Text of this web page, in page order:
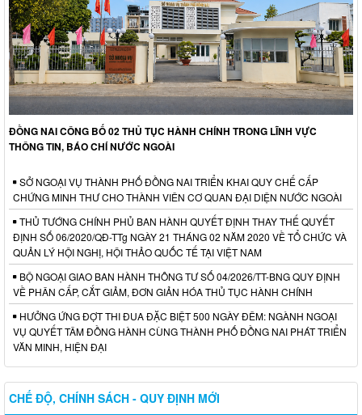
ĐỒNG NAI CÔNG BỐ 02 THỦ TỤC HÀNH CHÍNH TRONG LĨNH VỰC
THÔNG TIN, BÁO CHÍ NƯỚC NGOÀI
SỞ NGOẠI VỤ THÀNH PHỐ ĐỒNG NAI TRIỂN KHAI QUY CHẾ CẤP
CHỨNG MINH THƯ CHO THÀNH VIÊN CƠ QUAN ĐẠI DIỆN NƯỚC NGOÀI
THỦ TƯỚNG CHÍNH PHỦ BAN HÀNH QUYẾT ĐỊNH THAY THẾ QUYẾT
ĐỊNH SỐ 06/2020/QĐ-TTg NGÀY 21 THÁNG 02 NĂM 2020 VỀ TỔ CHỨC VÀ
QUẢN LÝ HỘI NGHỊ, HỘI THẢO QUỐC TẾ TẠI VIỆT NAM
BỘ NGOẠI GIAO BAN HÀNH THÔNG TƯ SỐ 04/2026/TT-BNG QUY ĐỊNH
VỀ PHÂN CẤP, CẮT GIẢM, ĐƠN GIẢN HÓA THỦ TỤC HÀNH CHÍNH
HƯỞNG ỨNG ĐỢT THI ĐUA ĐẶC BIỆT 500 NGÀY ĐÊM: NGÀNH NGOẠI
VỤ QUYẾT TÂM ĐỒNG HÀNH CÙNG THÀNH PHỐ ĐỒNG NAI PHÁT TRIỂN
VĂN MINH, HIỆN ĐẠI
CHẾ ĐỘ, CHÍNH SÁCH - QUY ĐỊNH MỚI